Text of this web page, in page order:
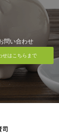
問い合わせ
せはこちらまで